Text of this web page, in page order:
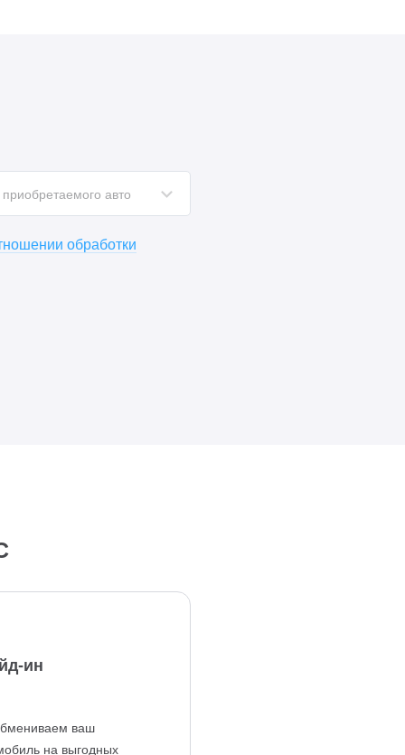
авто
обработки
ин
ваш
на выгодных